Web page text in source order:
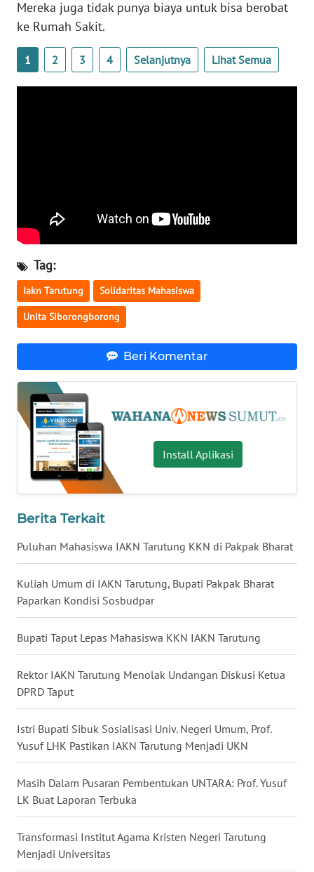
Mereka juga tidak punya biaya untuk bisa berobat
ke Rumah Sakit.
1 2 3 4 Selanjutnya Lihat Semua
Tag:
Iakn Tarutung Solidaritas Mahasiswa
Unita Siborongborong
Beri Komentar
Install Aplikasi
Berita Terkait
Puluhan Mahasiswa IAKN Tarutung KKN di Pakpak Bharat
Kuliah Umum di IAKN Tarutung, Bupati Pakpak Bharat
Paparkan Kondisi Sosbudpar
Bupati Taput Lepas Mahasiswa KKN IAKN Tarutung
Rektor IAKN Tarutung Menolak Undangan Diskusi Ketua
DPRD Taput
Istri Bupati Sibuk Sosialisasi Univ. Negeri Umum, Prof.
Yusuf LHK Pastikan IAKN Tarutung Menjadi UKN
Masih Dalam Pusaran Pembentukan UNTARA: Prof. Yusuf
LK Buat Laporan Terbuka
Transformasi Institut Agama Kristen Negeri Tarutung
Menjadi Universitas
RIAU
WN
SERAMBI
SULTENG
WN
SULBAR
BABEL
WN
SUMBAR
WN
SUMSEL
WN
BENGKULU
WN
LAMPUNG
WN
NUSANTARA
JOGJA
JATIM
BALI